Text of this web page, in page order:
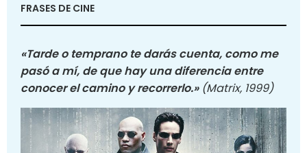
FRASES DE CINE
«Tarde o temprano te darás cuenta, como me
pasó a mí, de que hay una diferencia entre
conocer el camino y recorrerlo.» (Matrix, 1999)